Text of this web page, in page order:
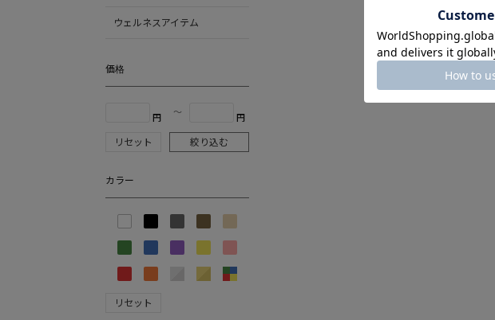
ウェルネスアイテム
価格
円
〜
円
リセット 絞り込む
カラー
リセット